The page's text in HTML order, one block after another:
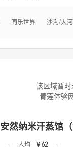
同乐世界 沙沟/大
该区域暂
青莲体验
安然纳米汗蒸馆
- 人均 ￥62
-